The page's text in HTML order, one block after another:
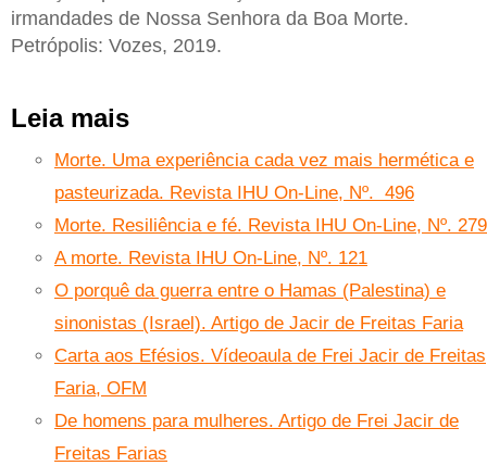
irmandades de Nossa Senhora da Boa Morte.
Petrópolis: Vozes, 2019.
Leia mais
Morte. Uma experiência cada vez mais hermética e
pasteurizada. Revista IHU On-Line, Nº. 496
Morte. Resiliência e fé. Revista IHU On-Line, Nº. 279
A morte. Revista IHU On-Line, Nº. 121
O porquê da guerra entre o Hamas (Palestina) e
sinonistas (Israel). Artigo de Jacir de Freitas Faria
Carta aos Efésios. Vídeoaula de Frei Jacir de Freitas
Faria, OFM
De homens para mulheres. Artigo de Frei Jacir de
Freitas Farias